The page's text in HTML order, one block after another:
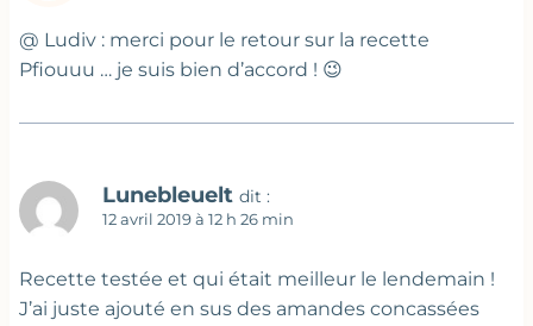
@ Ludiv : merci pour le retour sur la recette
Pfiouuu … je suis bien d’accord ! 😉
Lunebleuelt dit :
12 avril 2019 à 12 h 26 min
Recette testée et qui était meilleur le lendemain !
J’ai juste ajouté en sus des amandes concassées